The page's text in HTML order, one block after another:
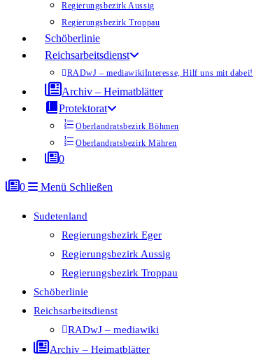
Regierungsbezirk Aussig
Regierungsbezirk Troppau
Schöberlinie
Reichsarbeitsdienst
RADwJ – mediawikiInteresse, Hilf uns mit dabei!
Archiv – Heimatblätter
Protektorat
Oberlandratsbezirk Böhmen
Oberlandratsbezirk Mähren
0
0 Menü Schließen
Sudetenland
Regierungsbezirk Eger
Regierungsbezirk Aussig
Regierungsbezirk Troppau
Schöberlinie
Reichsarbeitsdienst
RADwJ – mediawiki
Archiv – Heimatblätter